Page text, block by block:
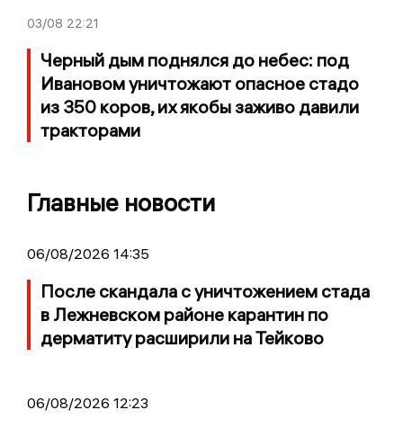
03/08 22:21
Черный дым поднялся до небес: под
Ивановом уничтожают опасное стадо
из 350 коров, их якобы заживо давили
тракторами
Главные новости
06/08/2026 14:35
После скандала с уничтожением стада
в Лежневском районе карантин по
дерматиту расширили на Тейково
06/08/2026 12:23